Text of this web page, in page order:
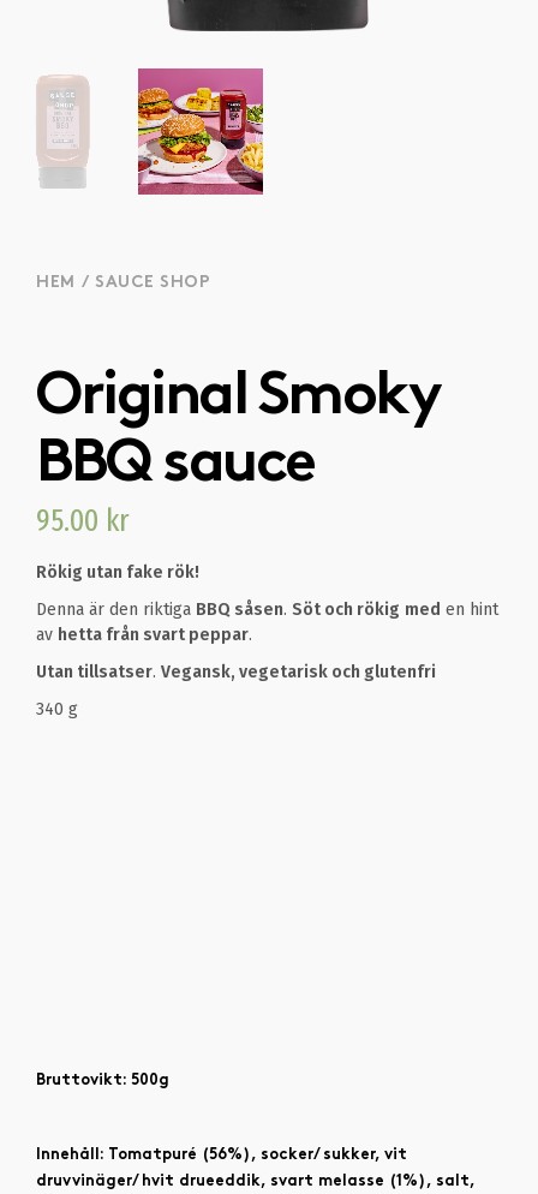
HEM / SAUCE SHOP
Original Smoky
BBQ sauce
95.00 kr
Rökig utan fake rök!
Denna är den riktiga BBQ såsen. Söt och rökig med en hint
av hetta från svart peppar.
Utan tillsatser. Vegansk, vegetarisk och glutenfri
340 g
Bruttovikt: 500g
Innehåll: Tomatpuré (56%), socker/ sukker, vit
druvvinäger/ hvit drueeddik, svart melasse (1%), salt,